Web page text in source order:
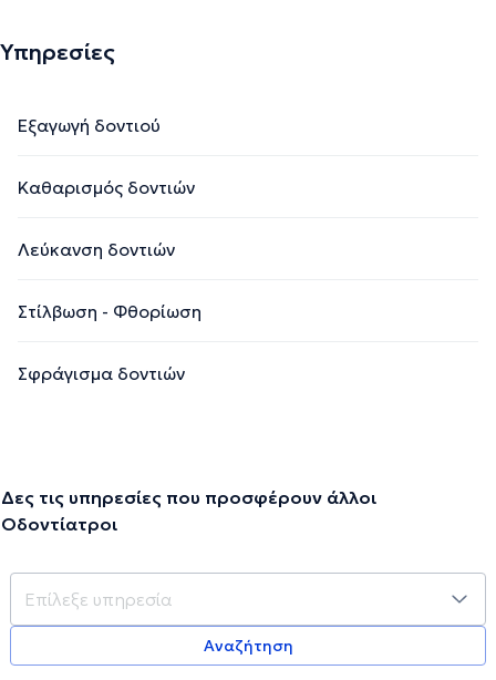
Υπηρεσίες
Εξαγωγή δοντιού
Καθαρισμός δοντιών
Λεύκανση δοντιών
Στίλβωση - Φθορίωση
Σφράγισμα δοντιών
Δες τις υπηρεσίες που προσφέρουν άλλοι
Οδοντίατροι
Αναζήτηση